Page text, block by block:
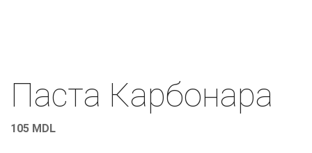
Паста Карбонара
105 MDL